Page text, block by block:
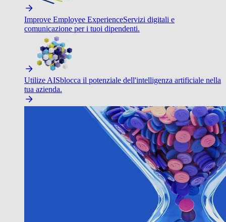
Improve Employee ExperienceServizi digitali e
comunicazione per i tuoi dipendenti.
Utilize AISblocca il potenziale dell'intelligenza artificiale nella
tua azienda.